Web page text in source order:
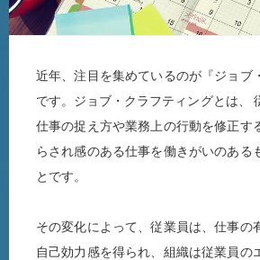
近年、注目を集めているのが『ジョブ
です。ジョブ・クラフティングとは、
仕事の捉え方や業務上の行動を修正す
らされ感のある仕事を働きがいのある
とです。
その変化によって、従業員は、仕事の
自己効力感を得られ、組織は従業員の